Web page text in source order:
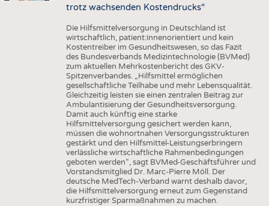
trotz wachsenden Kostendrucks“
Die Hilfsmittelversorgung in Deutschland ist
wirtschaftlich, patient:innenorientiert und kein
Kostentreiber im Gesundheitswesen, so das Fazit
des Bundesverbands Medizintechnologie (BVMed)
zum aktuellen Mehrkostenbericht des GKV-
Spitzenverbandes. „Hilfsmittel ermöglichen
gesellschaftliche Teilhabe und mehr Lebensqualität.
Gleichzeitig leisten sie einen zentralen Beitrag zur
Ambulantisierung der Gesundheitsversorgung.
Damit auch künftig eine starke
Hilfsmittelversorgung gesichert werden kann,
müssen die wohnortnahen Versorgungsstrukturen
gestärkt und den Hilfsmittel-Leistungserbringern
verlässliche wirtschaftliche Rahmenbedingungen
geboten werden“, sagt BVMed-Geschäftsführer und
Vorstandsmitglied Dr. Marc-Pierre Möll. Der
deutsche MedTech-Verband warnt deshalb davor,
die Hilfsmittelversorgung erneut zum Gegenstand
kurzfristiger Sparmaßnahmen zu machen.